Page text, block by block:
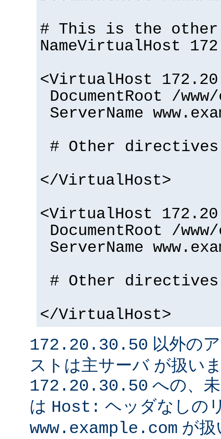
# This is the other
NameVirtualHost
<VirtualHost
DocumentRoot /
ServerName
# Other
</VirtualHost>
<VirtualHost
DocumentRoot /
ServerName
# Other
</VirtualHost>
172.20.30.50 以外の
ストは主サーバ が扱い
172.20.30.50 への、
は Host: ヘッダなしの
www.example.com が扱